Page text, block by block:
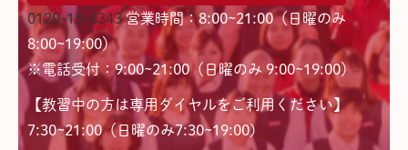
0120-15-6343 営業時間：8:00~21:00（日曜のみ
8:00~19:00）
※電話受付：9:00~21:00（日曜のみ 9:00~19:00）
【教習中の方は専用ダイヤルをご利用ください】
7:30~21:00（日曜のみ7:30~19:00)